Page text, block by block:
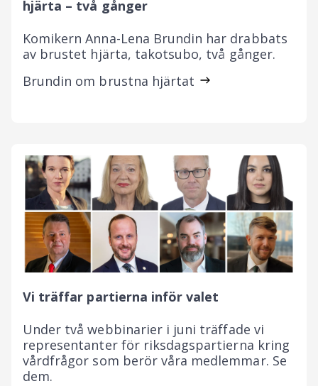
hjärta – två gånger
Komikern Anna-Lena Brundin har drabbats
av brustet hjärta, takotsubo, två gånger.
Brundin om brustna hjärtat
Vi träffar partierna inför valet
Under två webbinarier i juni träffade vi
representanter för riksdagspartierna kring
vårdfrågor som berör våra medlemmar. Se
dem.